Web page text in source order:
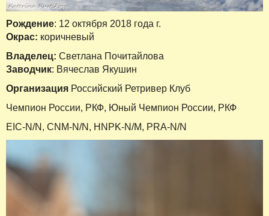
Рождение: 12 октября 2018 года г.
Окрас: коричневый
Владелец: Светлана Почитайлова
Заводчик: Вячеслав Якушин
Организация Российский Ретривер Клуб
Чемпион России, РКФ, Юный Чемпион России, РКФ
EIC-N/N, CNM-N/N, HNPK-N/M, PRA-N/N